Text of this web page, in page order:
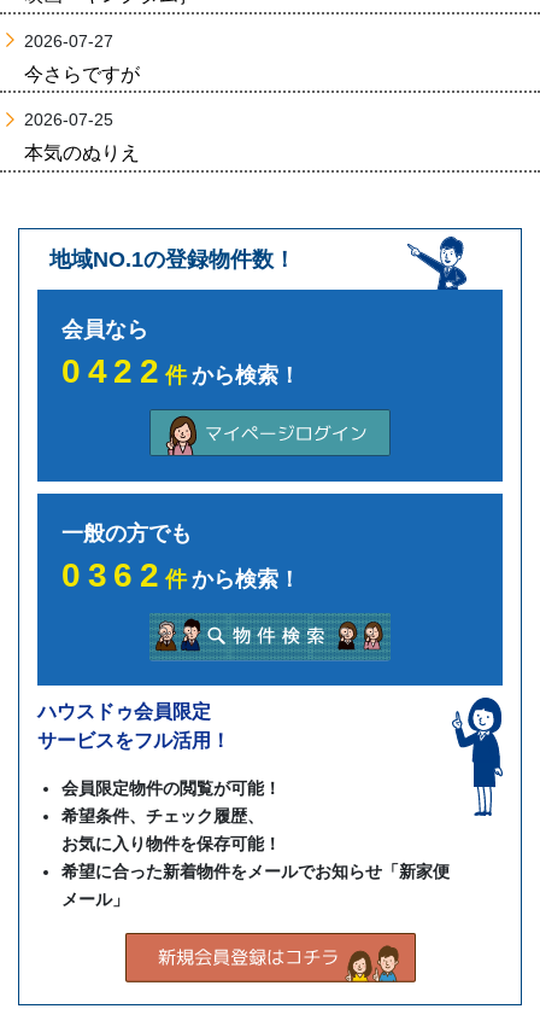
2026-07-27
今さらですが
2026-07-25
本気のぬりえ
地域NO.1の登録物件数！
会員なら
0422件から検索！
一般の方でも
0362件から検索！
ハウスドゥ会員限定
サービスをフル活用！
会員限定物件の閲覧が可能！
希望条件、チェック履歴、
お気に入り物件を保存可能！
希望に合った新着物件をメールでお知らせ「新家便
メール」